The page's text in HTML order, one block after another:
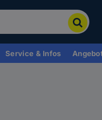
Service & Infos